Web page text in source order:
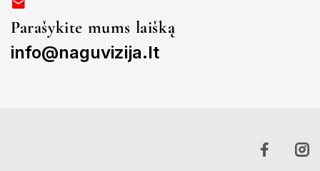
Parašykite mums laišką
info@naguvizija.lt